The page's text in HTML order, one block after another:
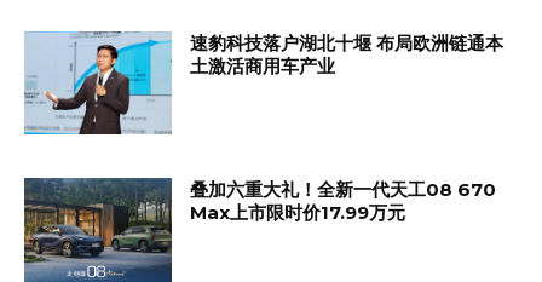
速豹科技落户湖北十堰 布局欧洲链通本
土激活商用车产业
叠加六重大礼！全新一代天工08 670
Max上市限时价17.99万元